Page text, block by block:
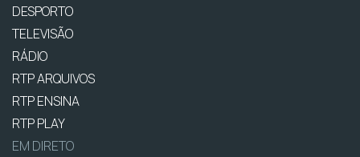
DESPORTO
TELEVISÃO
RÁDIO
RTP ARQUIVOS
RTP ENSINA
RTP PLAY
EM DIRETO